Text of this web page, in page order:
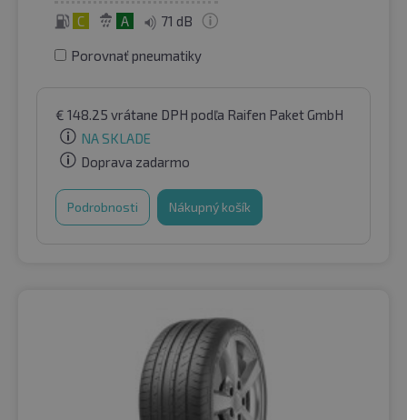
C A 71 dB
Porovnať pneumatiky
€ 148.25 vrátane DPH podľa Raifen Paket GmbH
NA SKLADE
Doprava zadarmo
Podrobnosti Nákupný košík